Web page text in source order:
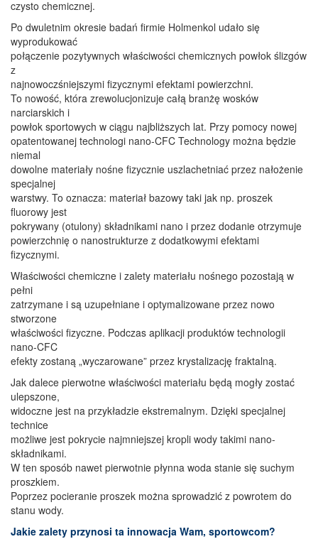
czysto chemicznej.
Po dwuletnim okresie badań firmie Holmenkol udało się
wyprodukować
połączenie pozytywnych właściwości chemicznych powłok ślizgów
z
najnowoczśniejszymi fizycznymi efektami powierzchni.
To nowość, która zrewolucjonizuje całą branżę wosków
narciarskich i
powłok sportowych w ciągu najbliższych lat. Przy pomocy nowej
opatentowanej technologi nano-CFC Technology można będzie
niemal
dowolne materiały nośne fizycznie uszlachetniać przez nałożenie
specjalnej
warstwy. To oznacza: materiał bazowy taki jak np. proszek
fluorowy jest
pokrywany (otulony) składnikami nano i przez dodanie otrzymuje
powierzchnię o nanostrukturze z dodatkowymi efektami
fizycznymi.
Właściwości chemiczne i zalety materiału nośnego pozostają w
pełni
zatrzymane i są uzupełniane i optymalizowane przez nowo
stworzone
właściwości fizyczne. Podczas aplikacji produktów technologii
nano-CFC
efekty zostaną „wyczarowane” przez krystalizację fraktalną.
Jak dalece pierwotne właściwości materiału będą mogły zostać
ulepszone,
widoczne jest na przykładzie ekstremalnym. Dzięki specjalnej
technice
możliwe jest pokrycie najmniejszej kropli wody takimi nano-
składnikami.
W ten sposób nawet pierwotnie płynna woda stanie się suchym
proszkiem.
Poprzez pocieranie proszek można sprowadzić z powrotem do
stanu wody.
Jakie zalety przynosi ta innowacja Wam, sportowcom?